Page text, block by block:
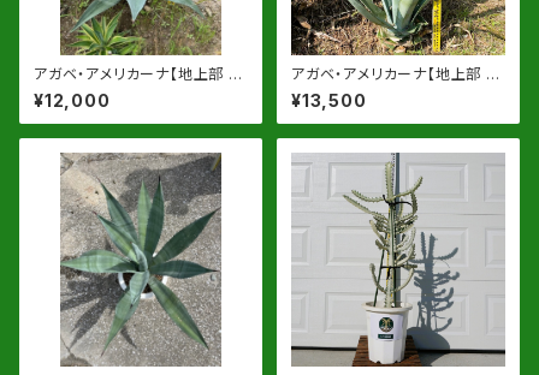
アガベ・アメリカーナ【地上部 約
80-90cm】13号鉢or根巻物
¥12,000
アガベ・アメリカーナ【地上部 約
100cm】 根巻発送
¥13,500